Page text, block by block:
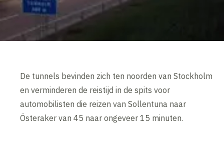
De tunnels bevinden zich ten noorden van Stockholm
en verminderen de reistijd in de spits voor
automobilisten die reizen van Sollentuna naar
Österaker van 45 naar ongeveer 15 minuten.